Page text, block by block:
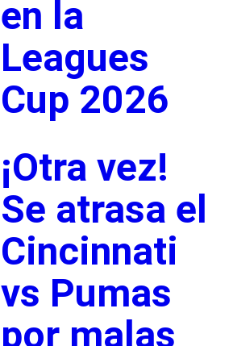
en la
Leagues
Cup 2026
¡Otra vez!
Se atrasa el
Cincinnati
vs Pumas
por malas